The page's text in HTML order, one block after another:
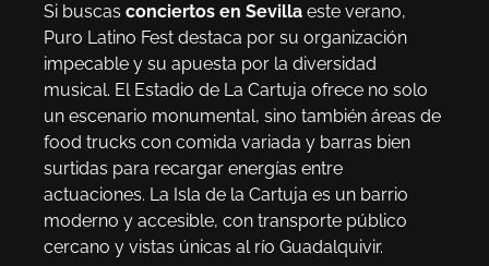
Si buscas conciertos en Sevilla este verano,
Puro Latino Fest destaca por su organización
impecable y su apuesta por la diversidad
musical. El Estadio de La Cartuja ofrece no solo
un escenario monumental, sino también áreas de
food trucks con comida variada y barras bien
surtidas para recargar energías entre
actuaciones. La Isla de la Cartuja es un barrio
moderno y accesible, con transporte público
cercano y vistas únicas al río Guadalquivir.